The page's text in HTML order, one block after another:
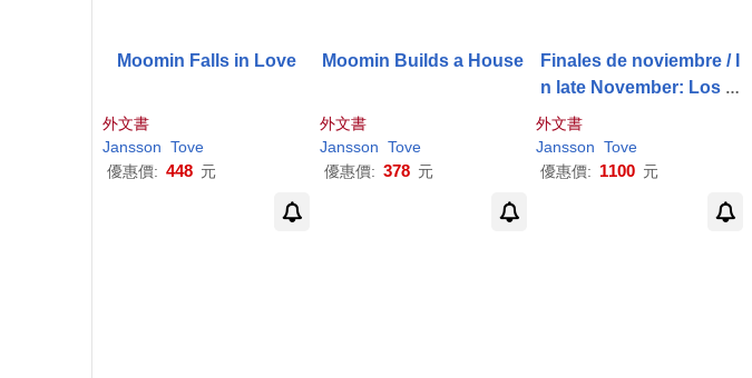
Moomin Falls in Love
外文書
Jansson Tove
優惠價: 448 元
Moomin Builds a House
外文書
Jansson Tove
優惠價: 378 元
Finales de noviembre / I
n late November: Los M
umin / The Moomins
外文書
Jansson Tove
優惠價: 1100 元